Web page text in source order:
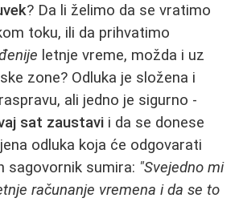
? Da li želimo da se vratimo
toku, ili da prihvatimo
letnje vreme, možda i uz
zone? Odluka je složena i
ali jedno je sigurno -
sat zaustavi i da se donese
odluka koja će odgovarati
sagovornik sumira: "Svejedno mi
računanje vremena i da se to